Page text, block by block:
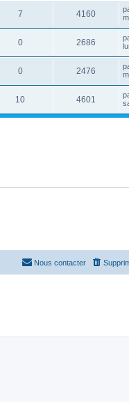
7 4160
0 2686
0 2476
10 4601
Nous contacter